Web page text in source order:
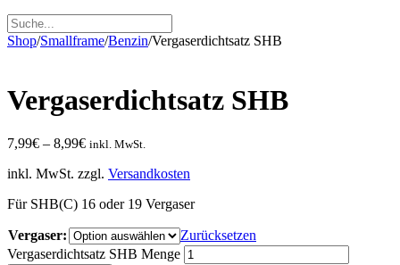
Shop/Smallframe/Benzin/Vergaserdichtsatz SHB
Vergaserdichtsatz SHB
7,99€ – 8,99€ inkl. MwSt.
inkl. MwSt. zzgl. Versandkosten
Für SHB(C) 16 oder 19 Vergaser
Vergaser:
Zurücksetzen
Vergaserdichtsatz SHB Menge